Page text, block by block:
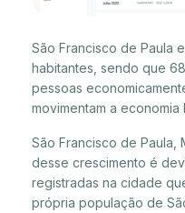
São Francisco de Paula
habitantes, sendo que
pessoas
movimentam a economia
São Francisco de Paula,
desse crescimento é
registradas na cidade
própria população de